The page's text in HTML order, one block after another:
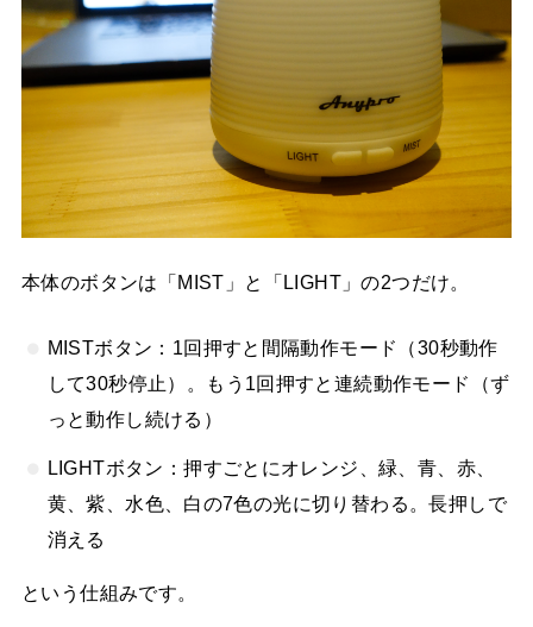
本体のボタンは「MIST」と「LIGHT」の2つだけ。
MISTボタン：1回押すと間隔動作モード（30秒動作
して30秒停止）。もう1回押すと連続動作モード（ず
っと動作し続ける）
LIGHTボタン：押すごとにオレンジ、緑、青、赤、
黄、紫、水色、白の7色の光に切り替わる。長押しで
消える
という仕組みです。